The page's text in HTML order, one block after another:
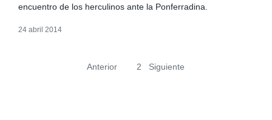
encuentro de los herculinos ante la Ponferradina.
24 abril 2014
Anterior 2 Siguiente